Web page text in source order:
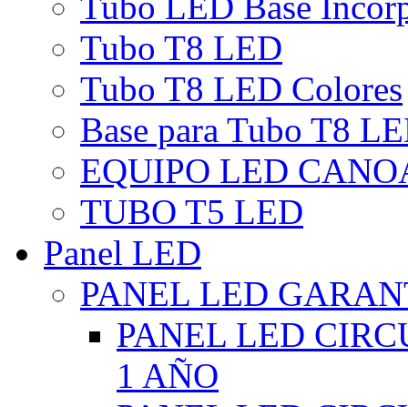
Tubo T8 LED
Tubo T8 LED Colores
Base para Tubo T8
EQUIPO LED
TUBO T5 LED
Panel LED
PANEL LED
PANEL LED
1 AÑO